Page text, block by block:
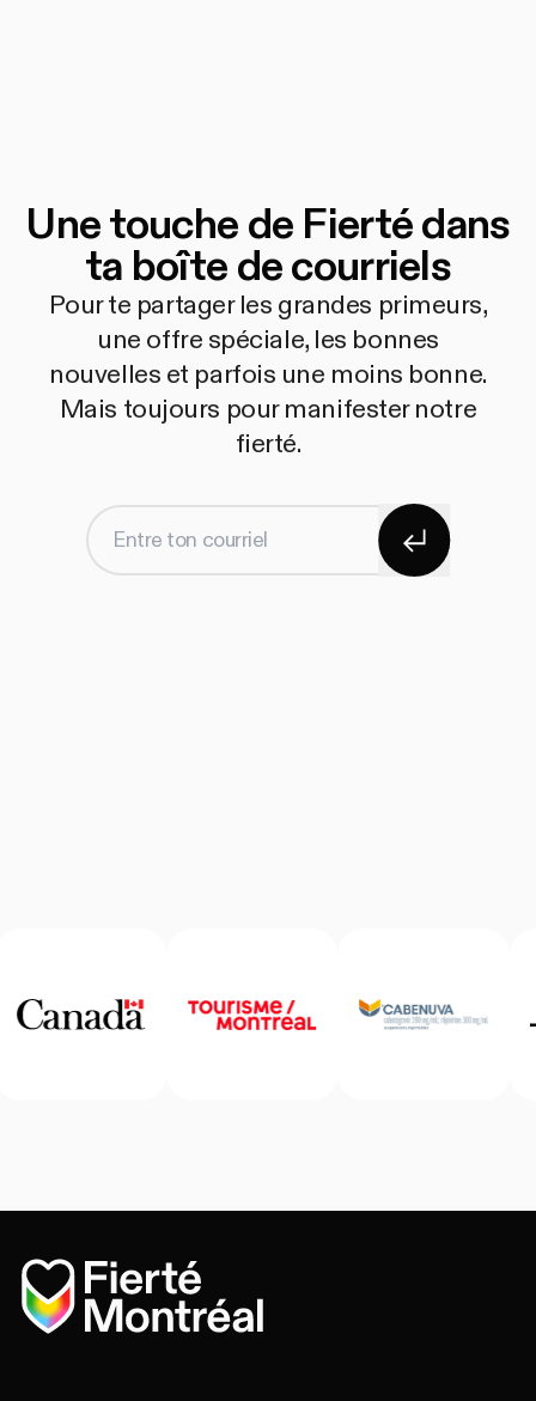
Une touche de Fierté dans
ta boîte de courriels
Pour te partager les grandes primeurs,
une offre spéciale, les bonnes
nouvelles et parfois une moins bonne.
Mais toujours pour manifester notre
fierté.
Entre ton courriel S'abonner
Accueil